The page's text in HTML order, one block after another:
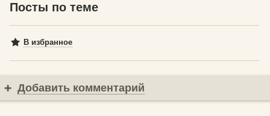
Посты по теме
В избранное
Добавить комментарий